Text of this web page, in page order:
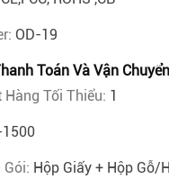
OD-19
Toán Và Vận Chuyển
Tối Thiểu: 1
Hộp Giấy + Hộp